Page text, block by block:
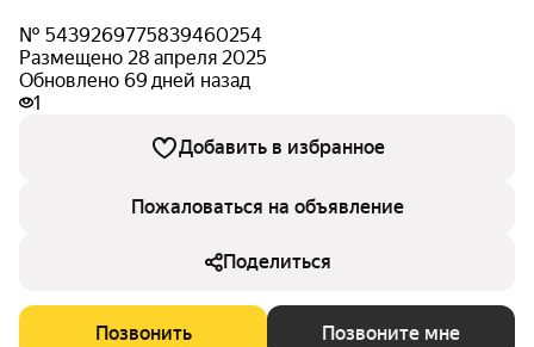
№ 5439269775839460254
Размещено 28 апреля 2025
Обновлено 69 дней назад
1
Добавить в избранное
Пожаловаться на объявление
Поделиться
Позвонить Позвоните мне